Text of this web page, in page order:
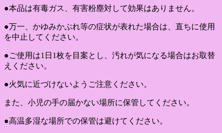
●本品は有毒ガス、有害粉塵対して効果はありません。
●万一、かゆみかぶれ等の症状が表れた場合は、直ちに使用
を中止してください。
●ご使用は1日1枚を目案とし、汚れが気になる場合はお取替
えください。
●火気に近づけないようご注意ください。
また、小児の手の届かない場所に保管してください。
●高温多湿な場所での保管は避けてください。